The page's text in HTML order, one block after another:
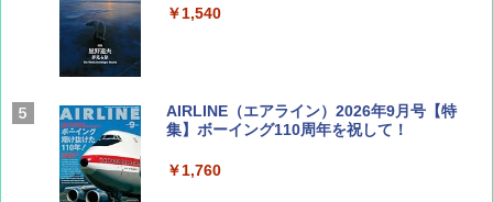
￥1,540
AIRLINE（エアライン）2026年9月号【特
集】ボーイング110周年を祝して！
￥1,760